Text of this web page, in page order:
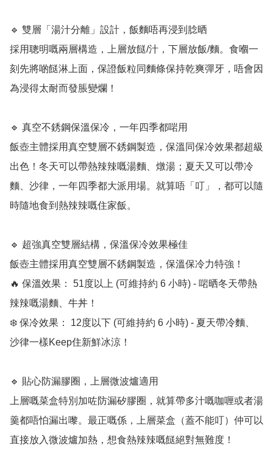
🔹 雙層「湯汁分離」設計，飯麵唔再浸到腍晒
採用聰明嘅兩層構造，上層放餸/汁，下層放飯/麵。食嗰一
刻先將啲餸淋上面，保證飯粒同麵條保持乾爽彈牙，唔會因
為浸得太耐而發脹變爛！
🔹 真空不銹鋼保溫保冷，一年四季都啱用
飯壺主體採用真空雙層不銹鋼製造，保溫同保冷效果都超級
出色！冬天可以帶熱辣辣嘅湯麵、燉湯；夏天又可以帶冷
麵、沙律，一年四季都大派用場。就算唔「叮」，都可以隨
時隨地食到熱辣辣嘅住家飯。
🔹 超強真空雙層結構，保溫保冷效果極佳
飯壺主體採用真空雙層不銹鋼製造，保溫保冷力特強！
🔥 保溫效果： 51度以上 (可維持約 6 小時) - 啱晒冬天帶熱
辣辣嘅湯麵、牛丼！
❄️ 保冷效果： 12度以下 (可維持約 6 小時) - 夏天帶冷麵、
沙律一樣Keep住新鮮冰涼！
🔹 貼心防漏膠圈，上層微波爐適用
上層嘅菜盒特別加咗防漏矽膠圈，就算帶多汁嘅咖喱或者湯
羹都唔怕漏出嚟。最正嘅係，上層菜盒（蓋不能叮）仲可以
直接放入微波爐加熱，想食熱辣辣嘅餸絕對無難度！